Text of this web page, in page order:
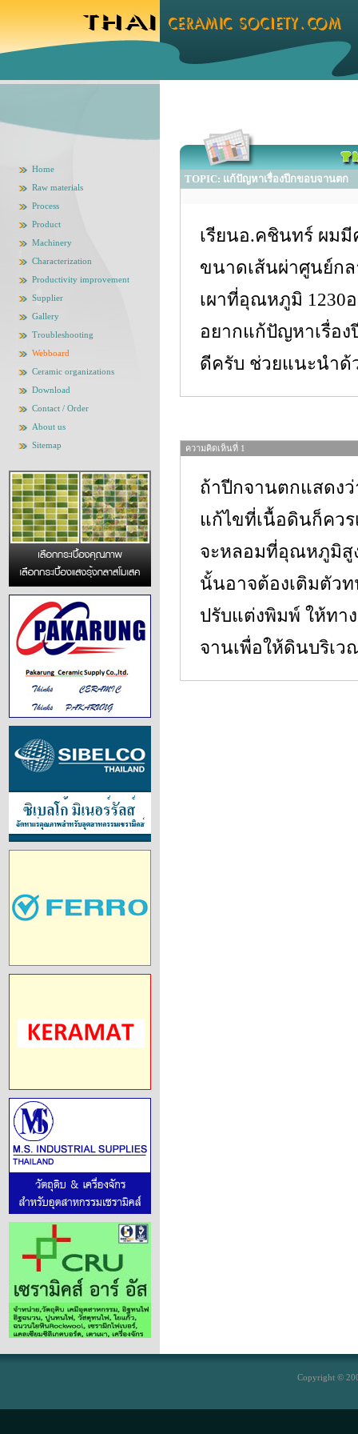
Home
Raw materials
Process
Product
Machinery
Characterization
Productivity improvement
Supplier
Gallery
Troubleshooting
Webboard
Ceramic organizations
Download
Contact / Order
About us
Sitemap
TOPIC: แก้ปัญหาเรื่องปีกขอบจานตก
เรียนอ.คชินทร์ ผม
ขนาดเส้นผ่าศูนย์ก
เผาที่อุณหภูมิ 1230
อยากแก้ปัญหาเรื่อ
ดีครับ ช่วยแนะนำ
ความคิดเห็นที่ 1
ถ้าปีกจานตกแสดงว่
แก้ไขที่เนื้อดินก็คว
จะหลอมที่อุณหภูมิสู
นั้นอาจต้องเติมตัว
ปรับแต่งพิมพ์ ให้ทา
จานเพื่อให้ดินบริเ
Copyright ©